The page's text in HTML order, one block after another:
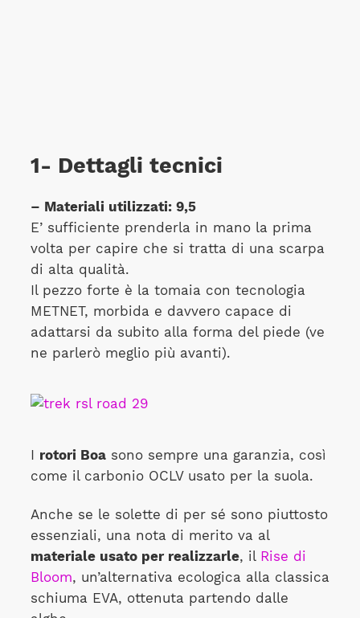
1- Dettagli tecnici
– Materiali utilizzati: 9,5
E’ sufficiente prenderla in mano la prima
volta per capire che si tratta di una scarpa
di alta qualità.
Il pezzo forte è la tomaia con tecnologia
METNET, morbida e davvero capace di
adattarsi da subito alla forma del piede (ve
ne parlerò meglio più avanti).
I rotori Boasono sempre una garanzia, così
come il carbonio OCLV usato per la suola.
Anche se le solette di per sé sono piuttosto
essenziali, una nota di merito va al
materiale usato per realizzarle, il Rise di
Bloom, un’alternativa ecologica alla classica
schiuma EVA, ottenuta partendo dalle